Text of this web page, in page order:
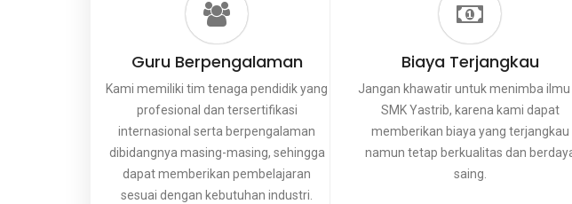
Guru Berpengalaman
Kami memiliki tim tenaga pendidik yang
profesional dan tersertifikasi
internasional serta berpengalaman
dibidangnya masing-masing, sehingga
dapat memberikan pembelajaran
sesuai dengan kebutuhan industri.
Biaya Terjangkau
Jangan khawatir untuk menimba ilmu
SMK Yastrib, karena kami dapat
memberikan biaya yang terjangkau
namun tetap berkualitas dan
saing.